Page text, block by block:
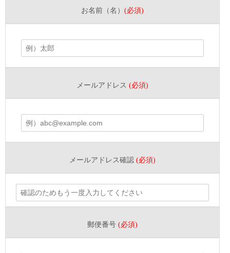
お名前（名） (必須)
メールアドレス (必須)
メールアドレス確認 (必須)
郵便番号 (必須)